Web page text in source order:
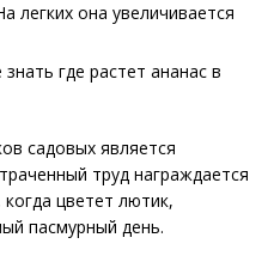
легких она увеличивается
где растет ананас в
садовых является
труд награждается
цветет лютик,
пасмурный день.